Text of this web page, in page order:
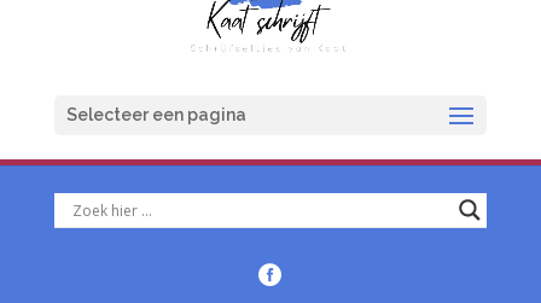
Selecteer een pagina
